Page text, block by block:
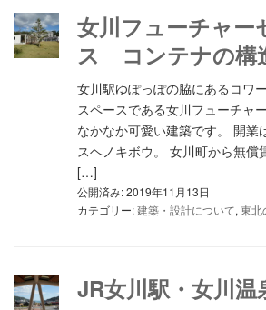
女川フューチャー
ス コンテナの構
女川駅ゆぽっぽの脇にあるコワ
スペースである女川フューチャ
なかなか可愛い建築です。 開業
スヘノキボウ。 女川町から無償
[…]
公開済み: 2019年11月13日
カテゴリー:建築・設計について, 東北
JR女川駅・女川